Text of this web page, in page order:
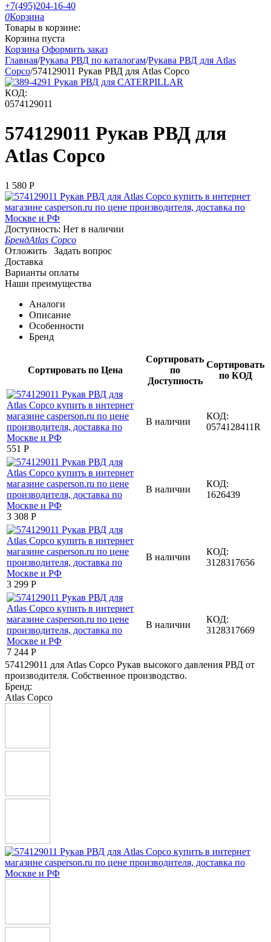
+7(495)204-16-40
0Корзина
Товары в корзине:
Корзина пуста
Корзина Оформить заказ
Главная/Рукава РВД по каталогам/Рукава РВД для Atlas
Copco/574129011 Рукав РВД для Atlas Copco
КОД:
0574129011
574129011 Рукав РВД для
Atlas Copco
1 580 Р
Доступность: Нет в наличии
БрендAtlas Copco
Отложить
Задать вопрос
Доставка
Варианты оплаты
Наши преимущества
Аналоги
Описание
Особенности
Бренд
Сортировать по Цена
Сортировать
по
Доступность
Сортировать
по КОД
‍551‍ Р
В наличии
КОД:
0574128411R
3 308 Р
В наличии
КОД:
1626439
3 299 Р
В наличии
КОД:
3128317656
7 244 Р
В наличии
КОД:
3128317669
574129011 для Atlas Copco Рукав высокого давления РВД от
производителя. Собственное производство.
Бренд:
Atlas Copco